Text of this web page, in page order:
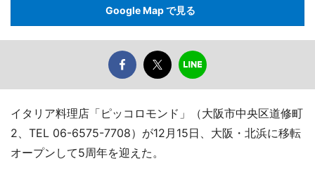
Google Map で見る
イタリア料理店「ピッコロモンド」（大阪市中央区道修町
2、TEL 06-6575-7708）が12月15日、大阪・北浜に移転
オープンして5周年を迎えた。